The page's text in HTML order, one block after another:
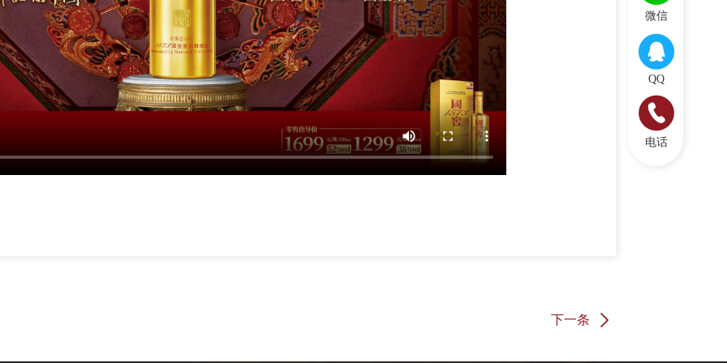
下一条
微信
QQ
电话